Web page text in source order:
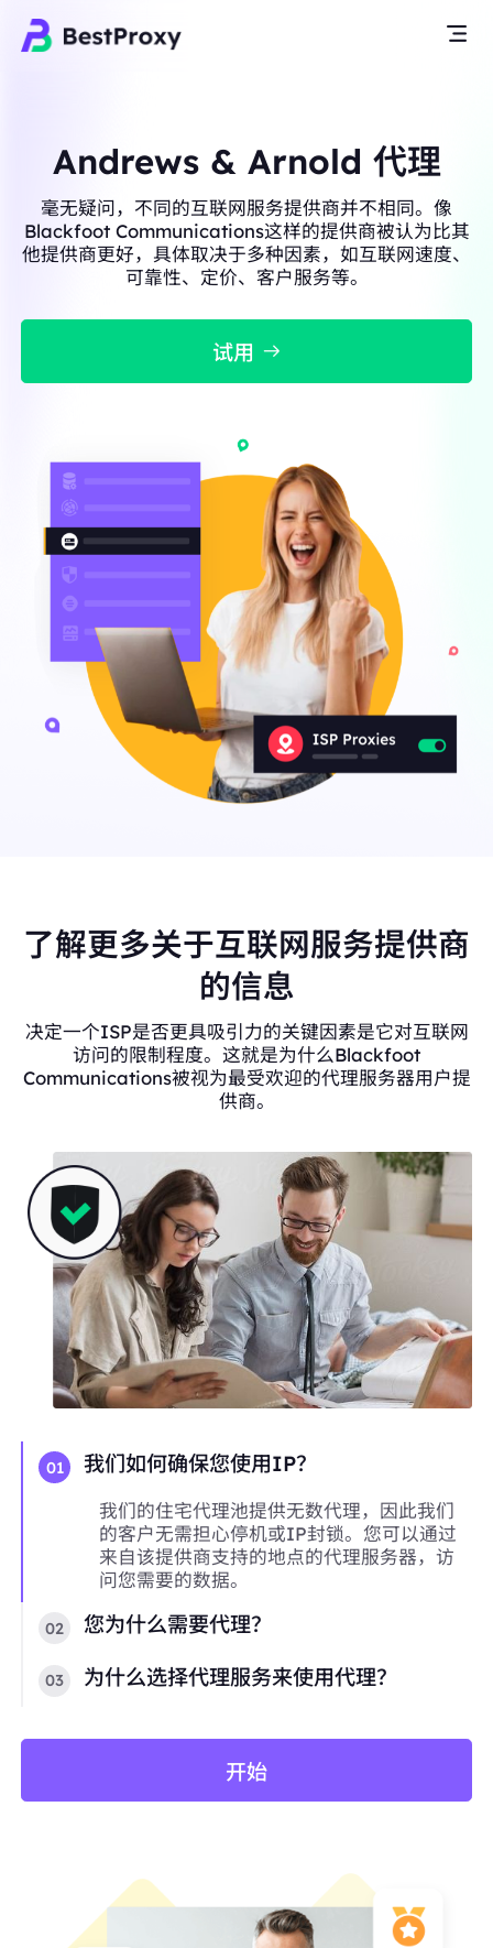
Andrews & Arnold 代理
毫无疑问，不同的互联网服务提供商并不相同。像
Blackfoot Communications这样的提供商被认为比其
他提供商更好，具体取决于多种因素，如互联网速度、
可靠性、定价、客户服务等。
试用
了解更多关于互联网服务提供商
的信息
决定一个ISP是否更具吸引力的关键因素是它对互联网
访问的限制程度。这就是为什么Blackfoot
Communications被视为最受欢迎的代理服务器用户提
供商。
01 我们如何确保您使用IP？
我们的住宅代理池提供无数代理，因此我们
的客户无需担心停机或IP封锁。您可以通过
来自该提供商支持的地点的代理服务器，访
问您需要的数据。
02 您为什么需要代理？
03 为什么选择代理服务来使用代理？
开始